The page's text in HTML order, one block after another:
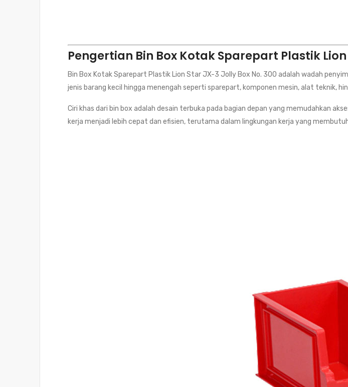
Pengertian Bin Box Kotak Sparepart Plastik
Bin Box Kotak Sparepart Plastik Lion Star JX-3 Jolly Box No. 300 adalah wadah
jenis barang kecil hingga menengah seperti sparepart, komponen mesin, alat teknik,
Ciri khas dari bin box adalah desain terbuka pada bagian depan yang memudahkan
kerja menjadi lebih cepat dan efisien, terutama dalam lingkungan kerja yang